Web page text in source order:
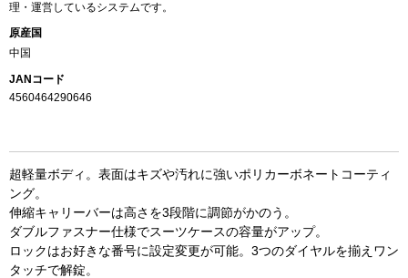
理・運営しているシステムです。
原産国
中国
JANコード
4560464290646
超軽量ボディ。表面はキズや汚れに強いポリカーボネートコーティ
ング。
伸縮キャリーバーは高さを3段階に調節がかのう。
ダブルファスナー仕様でスーツケースの容量がアップ。
ロックはお好きな番号に設定変更が可能。3つのダイヤルを揃えワン
タッチで解錠。